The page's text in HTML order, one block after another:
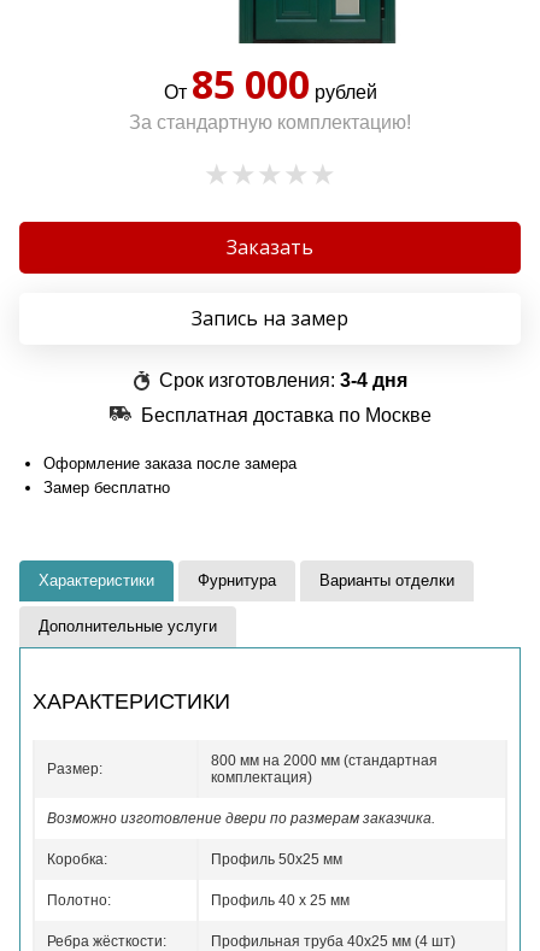
От 85 000 рублей
За стандартную комплектацию!
Заказать
Запись на замер
Срок изготовления: 3-4 дня
Бесплатная доставка по Москве
Оформление заказа после замера
Замер бесплатно
Характеристики Фурнитура Варианты отделки
Дополнительные услуги
ХАРАКТЕРИСТИКИ
Размер:
800 мм на 2000 мм (стандартная
комплектация)
Возможно изготовление двери по размерам заказчика.
Коробка: Профиль 50x25 мм
Полотно: Профиль 40 x 25 мм
Ребра жёсткости: Профильная труба 40х25 мм (4 шт)